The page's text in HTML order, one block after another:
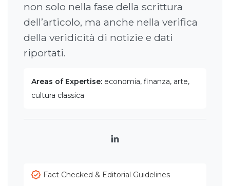
non solo nella fase della scrittura
dell’articolo, ma anche nella verifica
della veridicità di notizie e dati
riportati.
Areas of Expertise: economia, finanza, arte,
cultura classica
LinkedIn
Fact Checked & Editorial Guidelines